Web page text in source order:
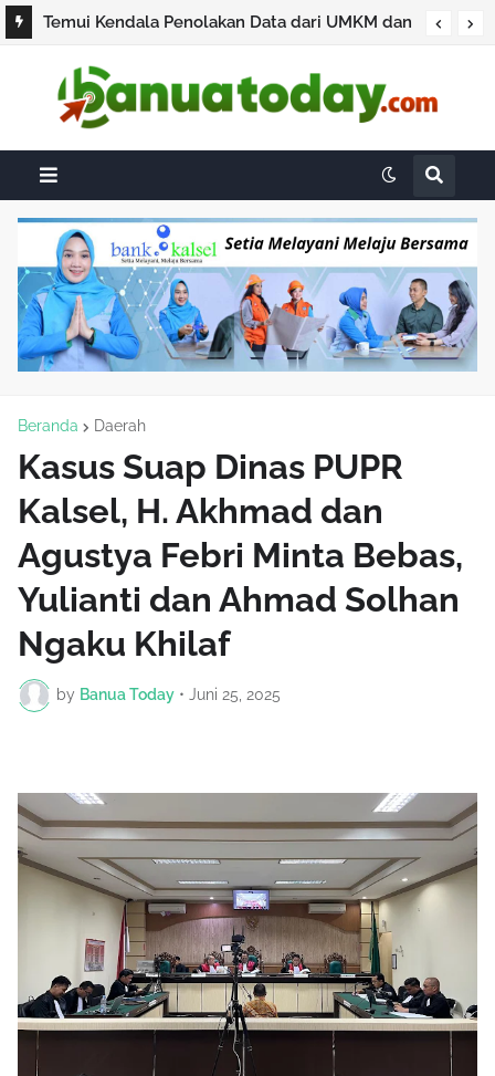
Temui Kendala Penolakan Data dari UMKM dan
Bukan untuk Pajak
Beranda Daerah
Kasus Suap Dinas PUPR
Kalsel, H. Akhmad dan
Agustya Febri Minta Bebas,
Yulianti dan Ahmad Solhan
Ngaku Khilaf
by Banua Today • Juni 25, 2025